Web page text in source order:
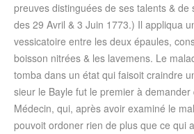
preuves distinguées de ses talents & de
des 29 Avril & 3 Juin 1773.) Il appliqua
vessicatoire entre les deux épaules,
boisson nitrées & les lavemens. Le
tomba dans un état qui faisoit craindre
sieur le Bayle fut le premier à
Médecin, qui, après avoir examiné le
pouvoit ordoner rien de plus que ce qui